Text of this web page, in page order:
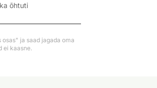
õhtuti
ja saad jagada oma
ei kaasne.